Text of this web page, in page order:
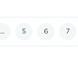
... 5 6 7